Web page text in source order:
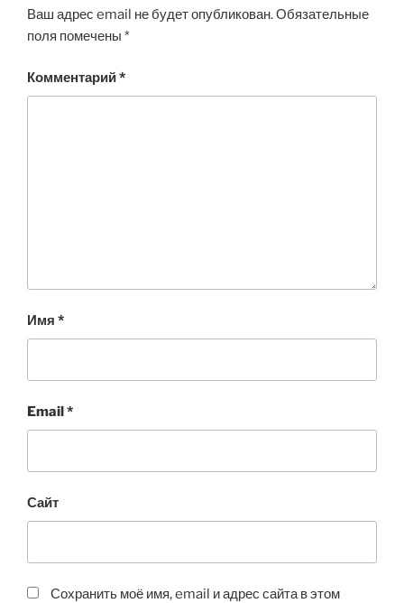
Ваш адрес email не будет опубликован.Обязательные
поля помечены *
Комментарий*
Имя *
Email*
Сайт
Сохранить моё имя, email и адрес сайта в этом